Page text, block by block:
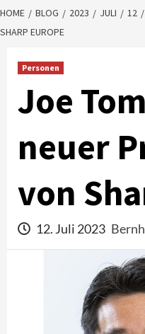
HOME BLOG 2023 JULI 12
SHARP EUROPE
Personen
Joe
neuer
von
12. Juli 2023